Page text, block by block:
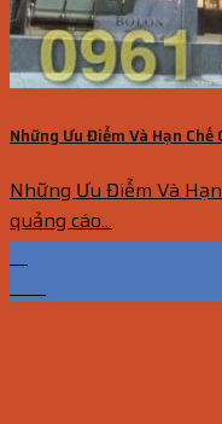
Những Ưu Điểm Và Hạn Chế
Những Ưu Điểm Và
quảng cáo...